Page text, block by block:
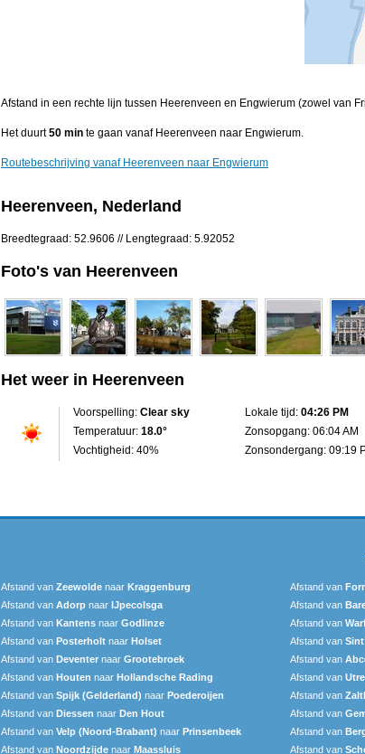
Afstand in een rechte lijn tussen Heerenveen en Engwierum (zowel van
Het duurt50 min te gaan vanaf Heerenveen naar Engwierum.
Routebeschrijving vanaf Heerenveen naar Engwierum
Heerenveen, Nederland
Breedtegraad: 52.9606 // Lengtegraad: 5.92052
Foto's van Heerenveen
Het weer in Heerenveen
Voorspelling: Clear sky
Temperatuur: 18.0°
Vochtigheid: 40%
Lokale tijd: 04:26 PM
Zonsopgang: 06:04 AM
Zonsondergang: 09:19
Afstand van Zeewolde naar Kraggenburg Afstand van
Afstand van Adorp naar IJpecolsga Afstand van
Afstand van Kantens naar Godlinze Afstand van
Afstand van Posterholt naar Holset Afstand van
Afstand van Deventer naar Grootebroek Afstand van
Afstand van Houten naar Hollandsche Rading Afstand van
Afstand van Spijk (Gelderland) naar Poederoijen Afstand van
Afstand van Diessen naar Den Hout Afstand van
Afstand van Velp (Noord-Brabant) naar Prinsenbeek Afstand van
Afstand van Noordzijde naar Maassluis Afstand van